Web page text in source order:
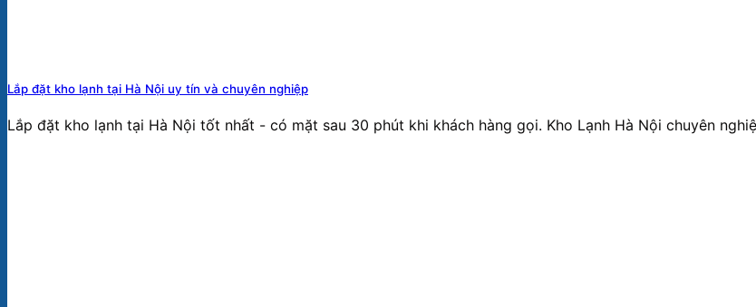
Lắp đặt kho lạnh tại Hà Nội uy tín và chuyên nghiệp
Lắp đặt kho lạnh tại Hà Nội tốt nhất - có mặt sau 30 phút khi khách hàng gọi. Kho Lạnh Hà Nội chuyên